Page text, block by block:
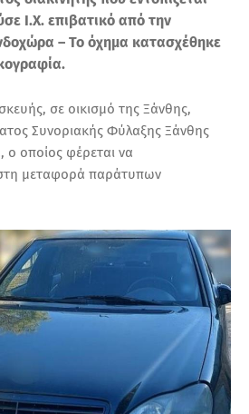
Ι.Χ. επιβατικό από την
– Το όχημα κατασχέθηκε
σε οικισμό της Ξάνθης,
Συνοριακής Φύλαξης Ξάνθης
ο οποίος φέρεται να
μεταφορά παράτυπων